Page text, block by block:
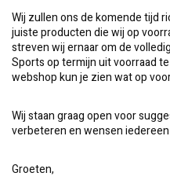
Wij zullen ons de komende tijd
juiste producten die wij op
streven wij ernaar om de
Sports op termijn uit voorraad
webshop kun je zien wat op
Wij staan graag open voor
verbeteren en wensen
Groeten,